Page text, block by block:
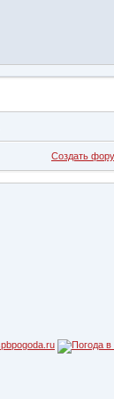
Создать